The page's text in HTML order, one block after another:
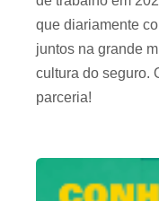
que diariamente
juntos na grande
cultura do seguro.
parceria!